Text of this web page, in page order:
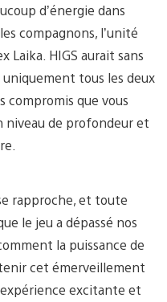
d’énergie dans
compagnons, l’unité
Laika. HIGS aurait sans
tous les deux
compromis que vous
de profondeur et
rapproche, et toute
le jeu a dépassé nos
la puissance de
cet émerveillement
excitante et